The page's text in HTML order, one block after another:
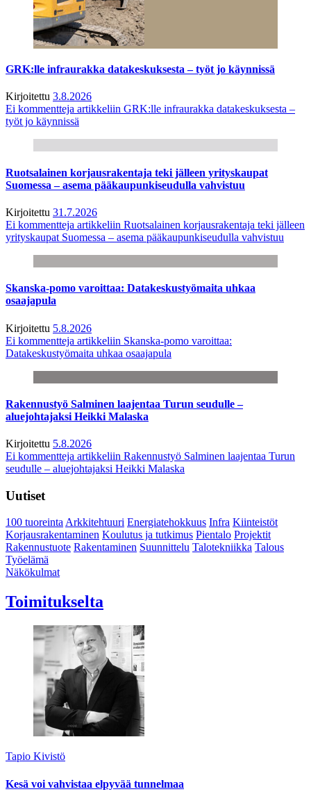
GRK:lle infraurakka datakeskuksesta – työt jo käynnissä
Kirjoitettu 3.8.2026
Ei kommentteja artikkeliin GRK:lle infraurakka datakeskuksesta –
työt jo käynnissä
Ruotsalainen korjausrakentaja teki jälleen yrityskaupat
Suomessa – asema pääkaupunkiseudulla vahvistuu
Kirjoitettu 31.7.2026
Ei kommentteja artikkeliin Ruotsalainen korjausrakentaja teki jälleen
yrityskaupat Suomessa – asema pääkaupunkiseudulla vahvistuu
Skanska-pomo varoittaa: Datakeskustyömaita uhkaa
osaajapula
Kirjoitettu 5.8.2026
Ei kommentteja artikkeliin Skanska-pomo varoittaa:
Datakeskustyömaita uhkaa osaajapula
Rakennustyö Salminen laajentaa Turun seudulle –
aluejohtajaksi Heikki Malaska
Kirjoitettu 5.8.2026
Ei kommentteja artikkeliin Rakennustyö Salminen laajentaa Turun
seudulle – aluejohtajaksi Heikki Malaska
Uutiset
100 tuoreintaArkkitehtuuri Energiatehokkuus Infra Kiinteistöt
Korjausrakentaminen Koulutus ja tutkimus Pientalo Projektit
Rakennustuote Rakentaminen Suunnittelu Talotekniikka Talous
Työelämä
Näkökulmat
Toimitukselta
Tapio Kivistö
Kesä voi vahvistaa elpyvää tunnelmaa